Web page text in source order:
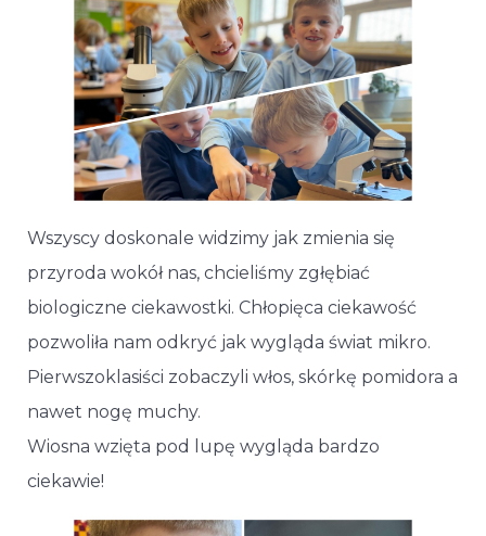
Wszyscy doskonale widzimy jak zmienia się
przyroda wokół nas, chcieliśmy zgłębiać
biologiczne ciekawostki. Chłopięca ciekawość
pozwoliła nam odkryć jak wygląda świat mikro.
Pierwszoklasiści zobaczyli włos, skórkę pomidora a
nawet nogę muchy.
Wiosna wzięta pod lupę wygląda bardzo
ciekawie!